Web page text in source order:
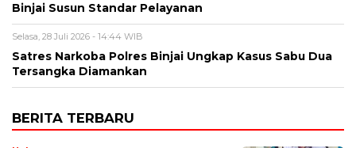
Binjai Susun Standar Pelayanan
Selasa, 28 Juli 2026 - 14:44 WIB
Satres Narkoba Polres Binjai Ungkap Kasus Sabu Dua
Tersangka Diamankan
BERITA TERBARU